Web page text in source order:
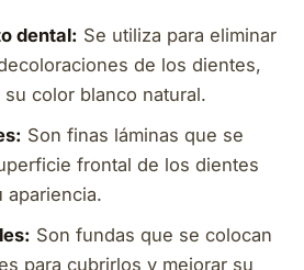
dental: Se utiliza para eliminar
de los dientes,
color blanco natural.
Son finas láminas que se
frontal de los dientes
apariencia.
Son fundas que se colocan
para cubrirlos y mejorar su